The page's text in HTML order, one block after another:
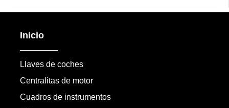
Inicio
Llaves de coches
Centralitas de motor
Cuadros de instrumentos